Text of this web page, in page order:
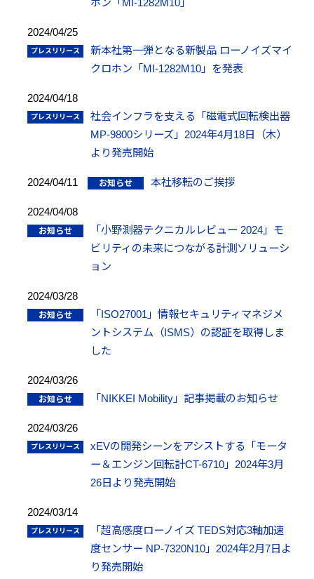
ホン「MI-1282M10」
2024/04/25
新本社第一弾となる新製品 ローノイズマイ
クロホン「MI-1282M10」を発表
2024/04/18
社会インフラを支える「磁電式回転検出器
MP-9800シリーズ」2024年4月18日（木）
より発売開始
2024/04/11 本社移転のご挨拶
2024/04/08
「小野測器テクニカルレビュー 2024」モ
ビリティの未来につながる計測ソリューシ
ョン
2024/03/28
「ISO27001」情報セキュリティマネジメ
ントシステム（ISMS）の認証を取得しま
した
2024/03/26
「NIKKEI Mobility」記事掲載のお知らせ
2024/03/26
xEVの開発シーンをアシストする「モータ
ー＆エンジン回転計CT-6710」2024年3月
26日より発売開始
2024/03/14
「超高感度ローノイズ TEDS対応3軸加速
度センサー NP-7320N10」2024年2月7日よ
り発売開始